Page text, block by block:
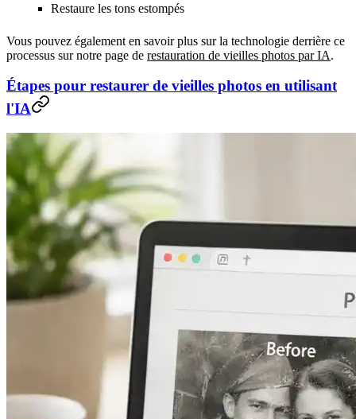
Restaure les tons estompés
Vous pouvez également en savoir plus sur la technologie derrière ce
processus sur notre page de restauration de vieilles photos par IA.
Étapes pour restaurer de vieilles photos en utilisant
l'IA